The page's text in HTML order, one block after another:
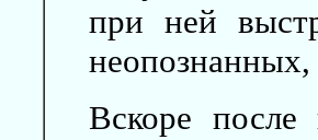
при ней
Вскоре